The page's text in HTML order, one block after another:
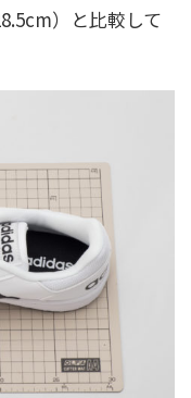
）と比較して